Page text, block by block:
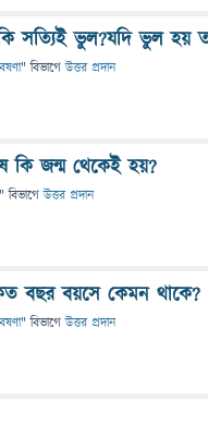
কি সত্যিই ভুল?যদি ভুল হয়
" বিভাগে উত্তর প্রদান
কি জন্ম থেকেই হয়?
" বিভাগে উত্তর প্রদান
বছর বয়সে কেমন থাকে?
" বিভাগে উত্তর প্রদান